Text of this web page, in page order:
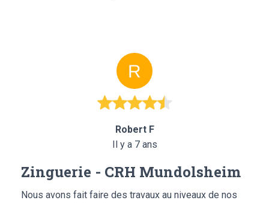
Robert F
Il y a 7 ans
Zinguerie - CRH Mundolsheim
Nous avons fait faire des travaux au niveaux de nos